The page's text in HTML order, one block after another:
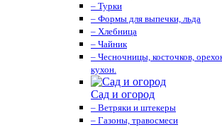
– Турки
– Формы для выпечки, льда
– Хлебница
– Чайник
– Чесночницы, косточков,
кухон.
Сад и огород
– Ветряки и штекеры
– Газоны, травосмеси